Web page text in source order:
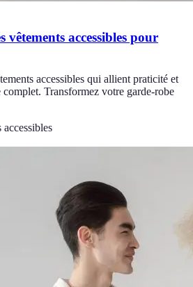
vêtements accessibles pour
accessibles qui allient praticité et
Transformez votre garde-robe
accessibles